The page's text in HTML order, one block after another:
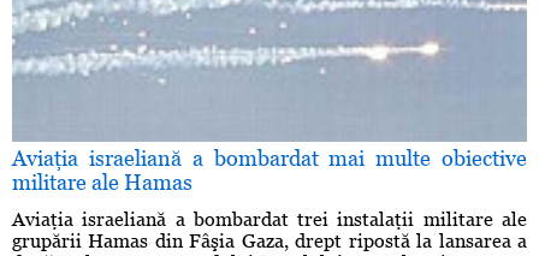
Aviaţia israeliană a bombardat mai multe obiective
militare ale Hamas
Aviaţia israeliană a bombardat trei instalaţii militare ale
grupării Hamas din Fâşia Gaza, drept ripostă la lansarea a